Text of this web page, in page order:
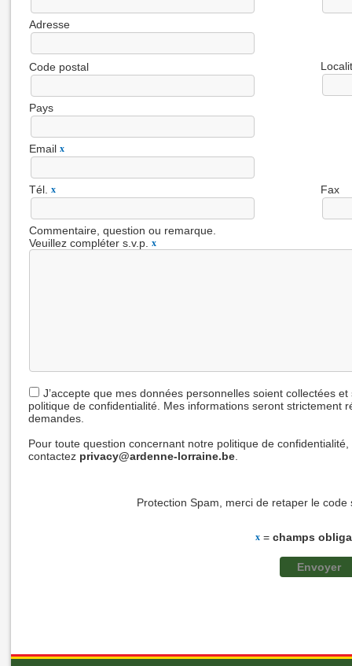
Adresse
Code postal
Pays
Email x
Tél. x Fax
Commentaire, question ou remarque.
Veuillez compléter s.v.p.
x
J’accepte que mes données personnelles soient collectées
politique de confidentialité. Mes informations seront strictement
demandes.
Pour toute question concernant notre politique de confidentialité,
contactez privacy@ardenne-lorraine.be
Protection Spam, merci de retaper le
x = champs